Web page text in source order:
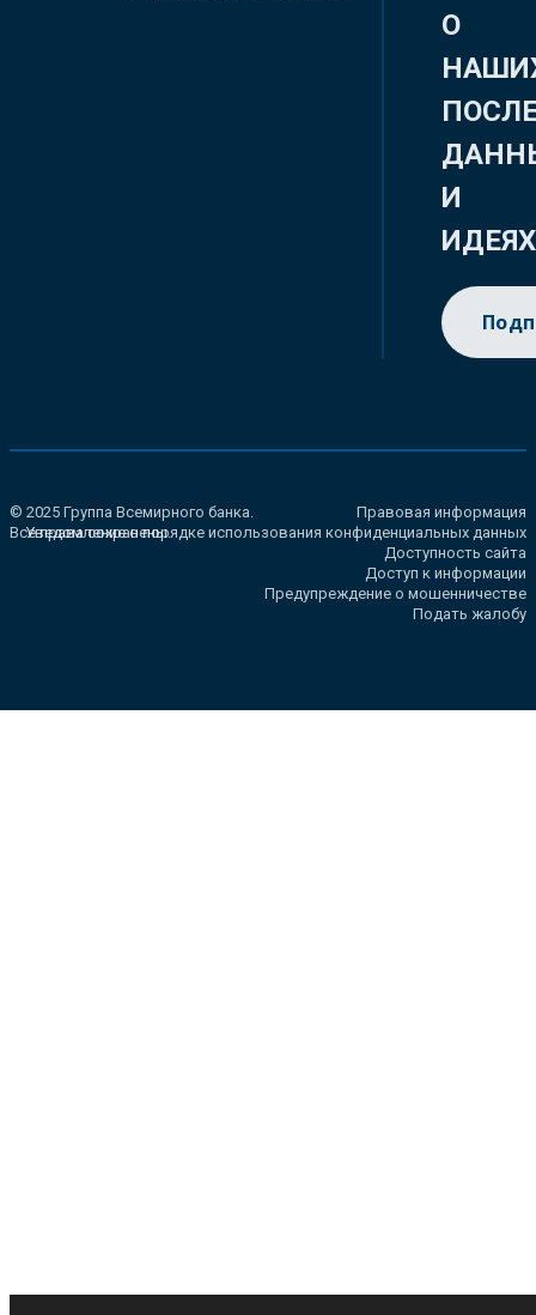
О
И
ИДЕЯХ
© 2025 Группа Всемирного банка.
Все права сохранены.
Правовая информация
Уведомление о порядке использования конфиденциальных данных
Доступность сайта
Доступ к информации
Предупреждение о мошенничестве
Подать жалобу